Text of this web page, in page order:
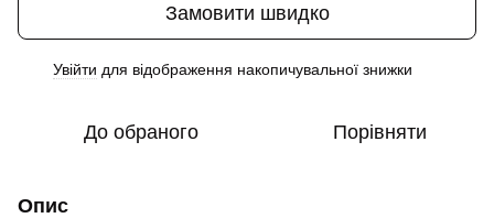
Замовити швидко
Увійти для відображення накопичувальної знижки
До обраного Порівняти
Опис